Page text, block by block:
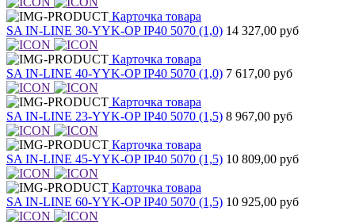
Карточка товара
SA IN-LINE 30-YYK-OP IP40 5070 (1,0) 14 327,00 руб
Карточка товара
SA IN-LINE 40-YYK-OP IP40 5070 (1,0) 7 617,00 руб
Карточка товара
SA IN-LINE 23-YYK-OP IP40 5070 (1,5) 8 967,00 руб
Карточка товара
SA IN-LINE 45-YYK-OP IP40 5070 (1,5) 10 809,00 руб
Карточка товара
SA IN-LINE 60-YYK-OP IP40 5070 (1,5) 10 925,00 руб